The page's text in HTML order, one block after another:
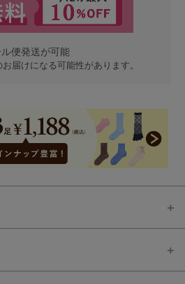
ル便発送が可能
届けになる可能性があります。